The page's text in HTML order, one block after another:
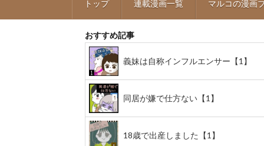
トップ 連載漫画一覧 マルコの漫画
おすすめ記事
義妹は自称インフルエンサー【1】
同居が嫌で仕方ない【1】
18歳で出産しました【1】